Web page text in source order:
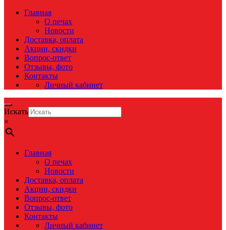
Главная
О печах
Новости
Доставка, оплата
Акции, скидки
Вопрос-ответ
Отзывы, фото
Контакты
Личный кабинет
Искать
×
Главная
О печах
Новости
Доставка, оплата
Акции, скидки
Вопрос-ответ
Отзывы, фото
Контакты
Личный кабинет